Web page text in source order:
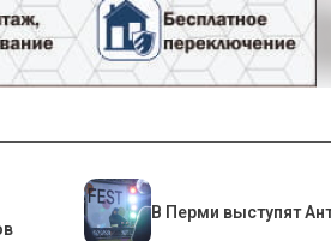
В Перми выступят